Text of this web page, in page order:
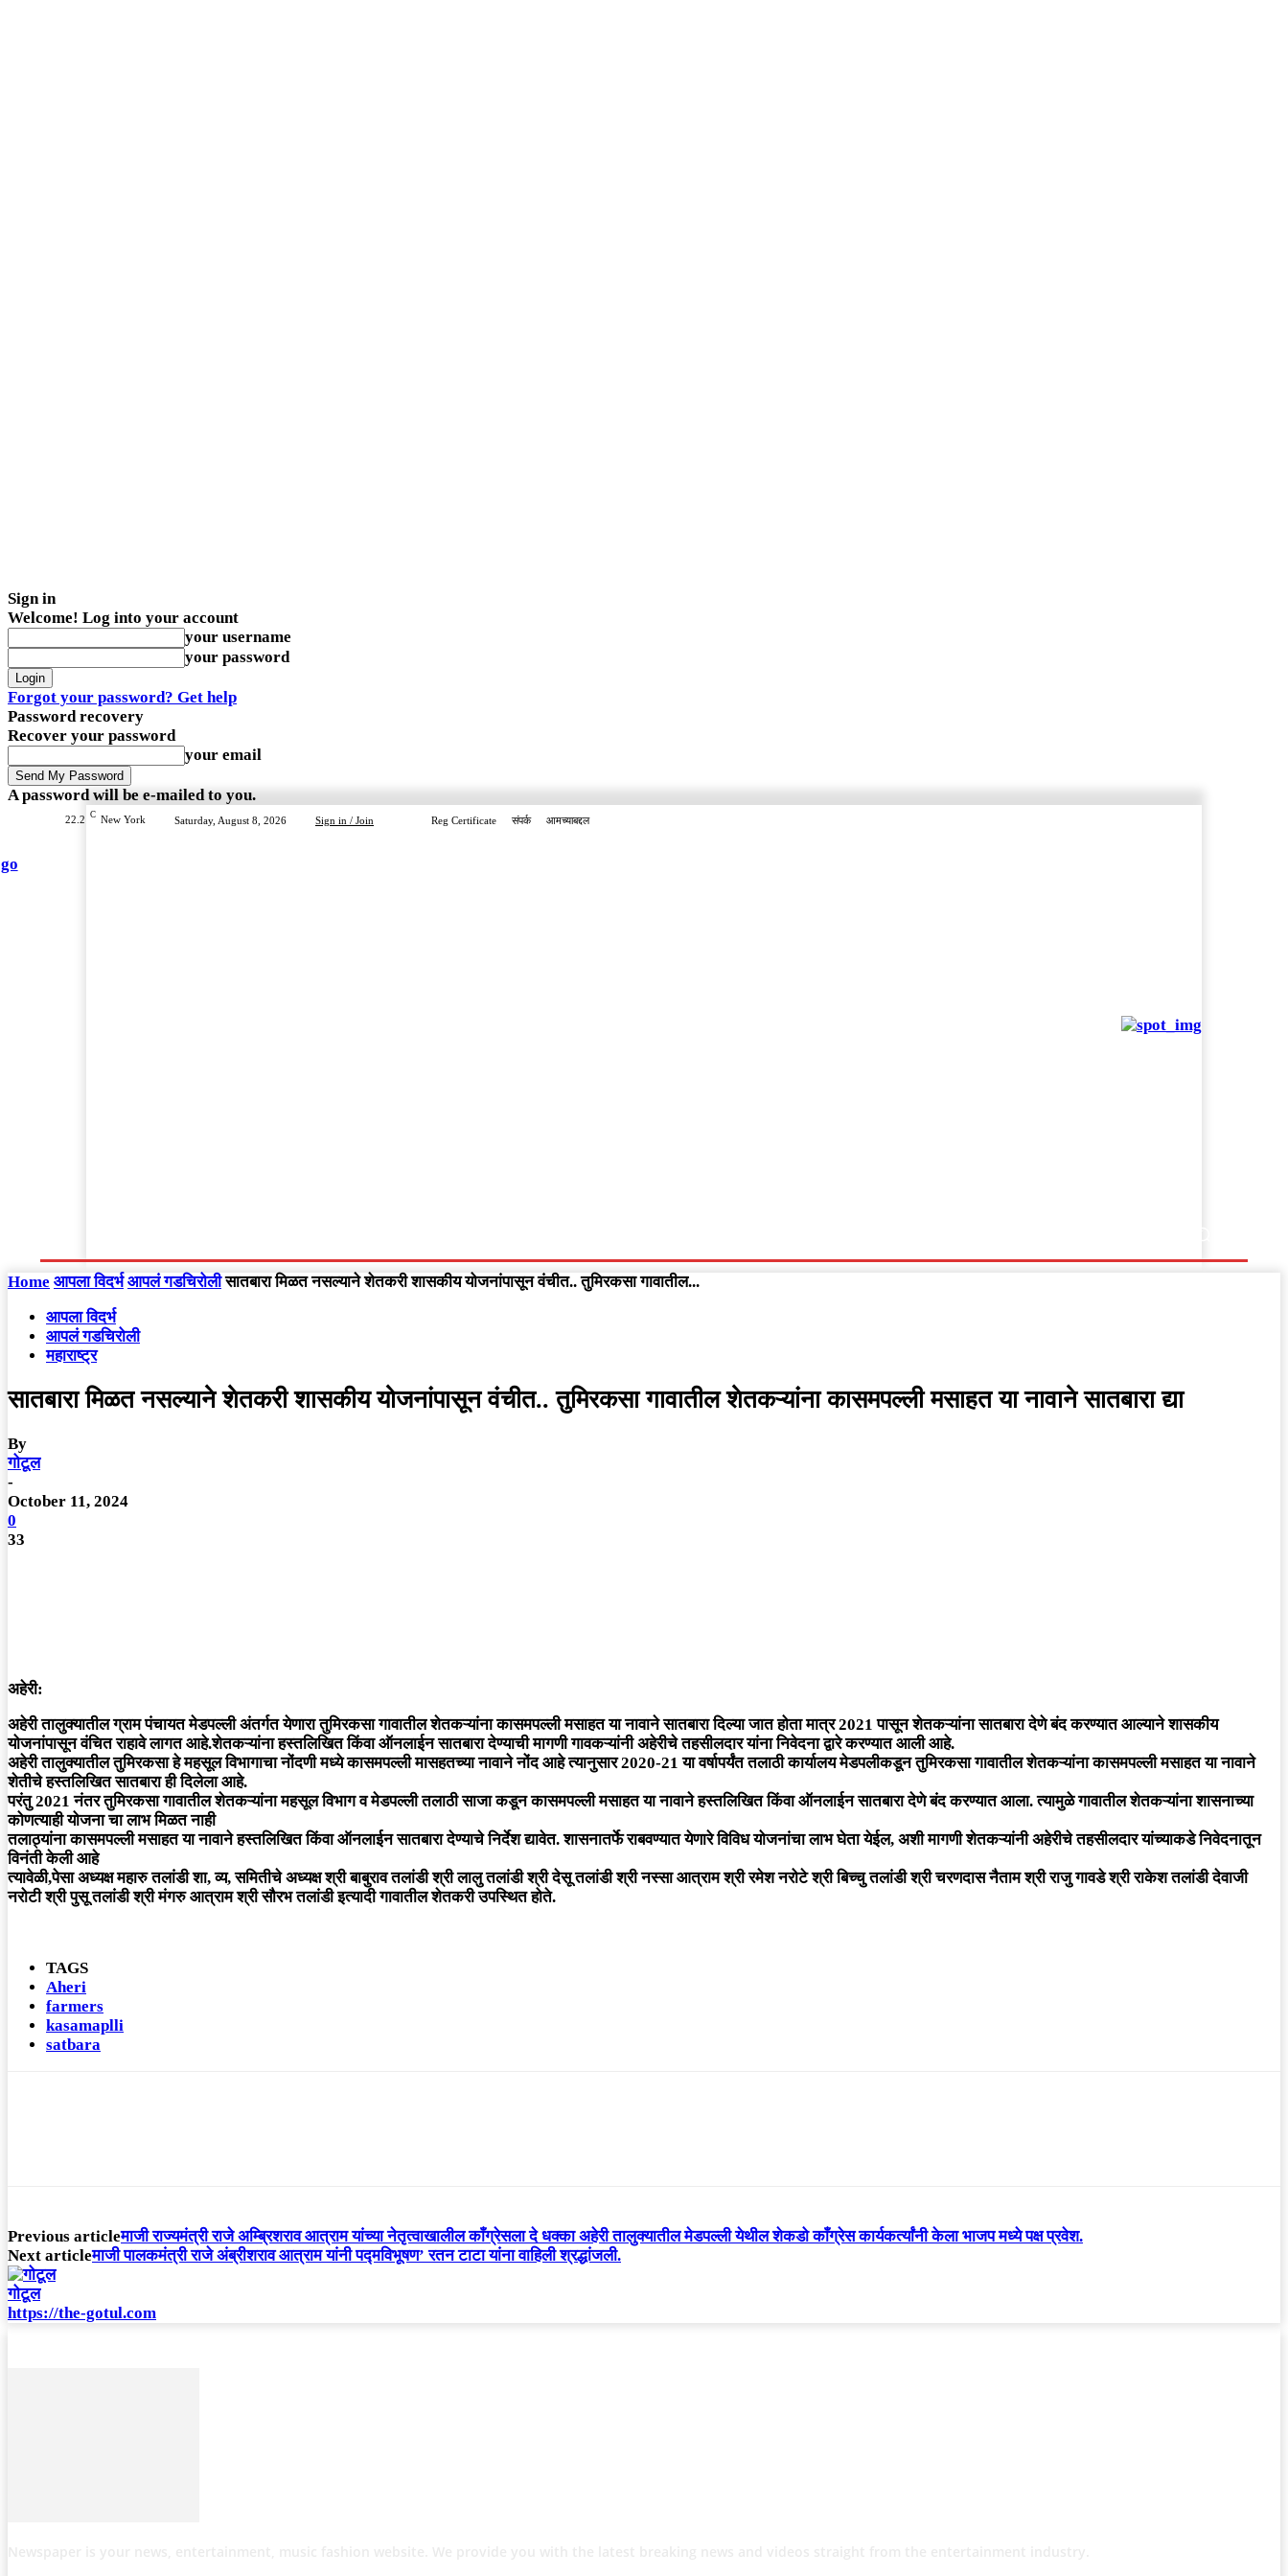
Sign in
Welcome! Log into your account
your username
your password
Forgot your password? Get help
Password recovery
Recover your password
your email
A password will be e-mailed to you.
22.2 C New York Saturday, August 8, 2026 Sign in / Join Reg Certificate संपर्क आमच्याबद्दल
Home आपला विदर्भ आपलं गडचिरोली सातबारा मिळत नसल्याने शेतकरी शासकीय योजनांपासून वंचीत.. तुमिरकसा गावातील...
आपला विदर्भ
आपलं गडचिरोली
महाराष्ट्र
सातबारा मिळत नसल्याने शेतकरी शासकीय योजनांपासून वंचीत.. तुमिरकसा गावातील शेतकऱ्यांना कासमपल्ली मसाहत या नावाने सातबारा द्या
By
गोटूल
-
October 11, 2024
0
33
अहेरी:
अहेरी तालुक्यातील ग्राम पंचायत मेडपल्ली अंतर्गत येणारा तुमिरकसा गावातील शेतकऱ्यांना कासमपल्ली मसाहत या नावाने सातबारा दिल्या जात होता मात्र 2021 पासून शेतकऱ्यांना सातबारा देणे बंद करण्यात आल्याने शासकीय
योजनांपासून वंचित राहावे लागत आहे.शेतकऱ्यांना हस्तलिखित किंवा ऑनलाईन सातबारा देण्याची मागणी गावकऱ्यांनी अहेरीचे तहसीलदार यांना निवेदना द्वारे करण्यात आली आहे.
अहेरी तालुक्यातील तुमिरकसा हे महसूल विभागाचा नोंदणी मध्ये कासमपल्ली मासहतच्या नावाने नोंद आहे त्यानुसार 2020-21 या वर्षापर्यंत तलाठी कार्यालय मेडपलीकडून तुमिरकसा गावातील शेतकऱ्यांना कासमपल्ली मसाहत या नावाने
शेतीचे हस्तलिखित सातबारा ही दिलेला आहे.
परंतु 2021 नंतर तुमिरकसा गावातील शेतकऱ्यांना महसूल विभाग व मेडपल्ली तलाठी साजा कडून कासमपल्ली मसाहत या नावाने हस्तलिखित किंवा ऑनलाईन सातबारा देणे बंद करण्यात आला. त्यामुळे गावातील शेतकऱ्यांना शासनाच्या
कोणत्याही योजना चा लाभ मिळत नाही
तलाठ्यांना कासमपल्ली मसाहत या नावाने हस्तलिखित किंवा ऑनलाईन सातबारा देण्याचे निर्देश द्यावेत. शासनातर्फे राबवण्यात येणारे विविध योजनांचा लाभ घेता येईल, अशी मागणी शेतकऱ्यांनी अहेरीचे तहसीलदार यांच्याकडे निवेदनातून
विनंती केली आहे
त्यावेळी,पेसा अध्यक्ष महारु तलांडी शा, व्य, समितीचे अध्यक्ष श्री बाबुराव तलांडी श्री लालु तलांडी श्री देसू तलांडी श्री नस्सा आत्राम श्री रमेश नरोटे श्री बिच्चु तलांडी श्री चरणदास नैताम श्री राजु गावडे श्री राकेश तलांडी देवाजी
नरोटी श्री पुसू तलांडी श्री मंगरु आत्राम श्री सौरभ तलांडी इत्यादी गावातील शेतकरी उपस्थित होते.
TAGS
Aheri
farmers
kasamaplli
satbara
Previous articleमाजी राज्यमंत्री राजे अम्ब्रिशराव आत्राम यांच्या नेतृत्वाखालील काँग्रेसला दे धक्का अहेरी तालुक्यातील मेडपल्ली येथील शेकडो काँग्रेस कार्यकर्त्यांनी केला भाजप मध्ये पक्ष प्रवेश.
Next articleमाजी पालकमंत्री राजे अंब्रीशराव आत्राम यांनी पद्मविभूषण’ रतन टाटा यांना वाहिली श्रद्धांजली.
गोटूल
https://the-gotul.com